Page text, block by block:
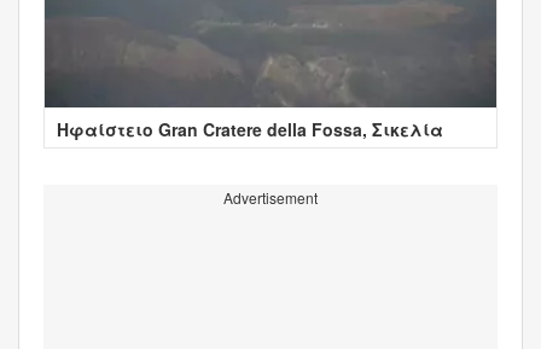
Ηφαίστειο Gran Cratere della Fossa, Σικελία
Advertisement